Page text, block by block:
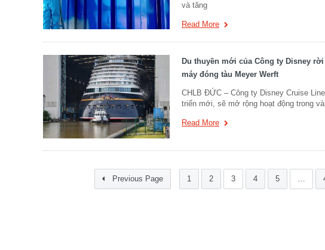
và tăng
Read More
Du thuyền mới của Công ty Disney
máy đóng tàu Meyer Werft
CHLB ĐỨC – Công ty Disney Cruise
triển mới, sẽ mở rộng hoạt động trong
Read More
Previous Page 1 2 3 4 5 …